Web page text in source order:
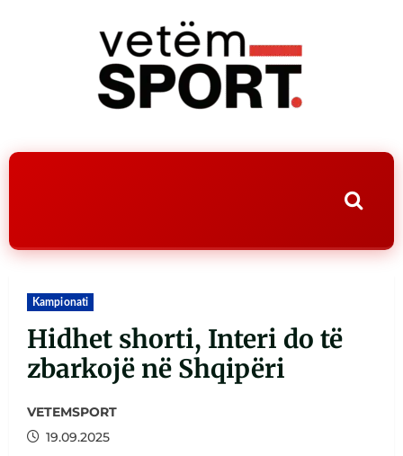
Kampionati
Hidhet shorti, Interi do të
zbarkojë në Shqipëri
VETEMSPORT
19.09.2025